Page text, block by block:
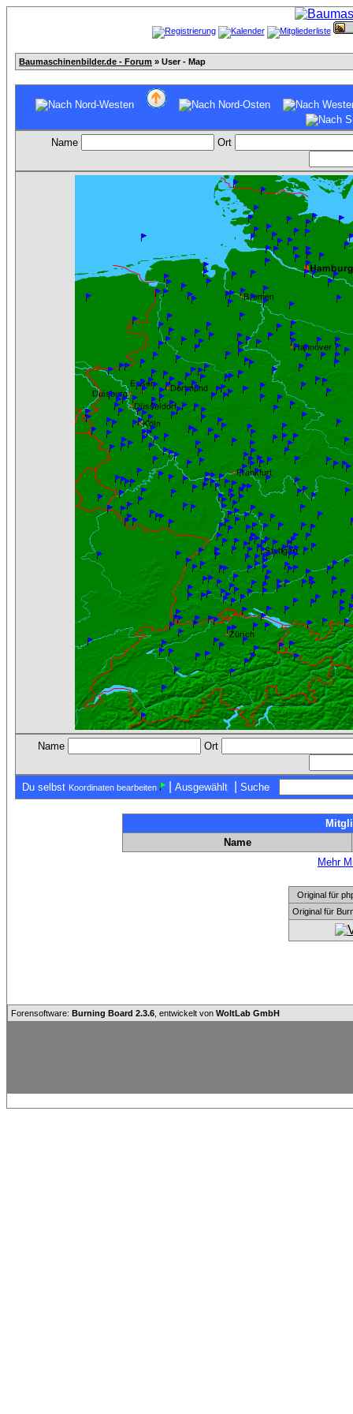
Baumaschinenbilder.de - Forum » User - Map
Name Ort
Name Ort
Du selbst Koordinaten bearbeiten Ausgewählt Suche
Name
Mehr
Original für
Original für
Forensoftware: Burning Board 2.3.6 , entwickelt von WoltLab GmbH